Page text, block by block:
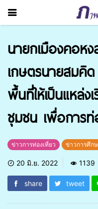
นายกเมืองคอห
เกษตรนายสม
พื้นที่ให้เป็นแหล่ง
ชุมชน เพื่อการท่
ข่าวการท่องเที่ยว ข่าวการศึก
20 มิ.ย. 2022 1139
share tweet